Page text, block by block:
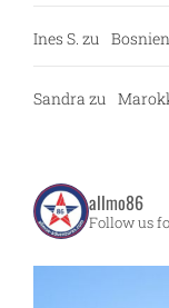
Ines S. zu
Sandra zu
allmo86
Follow us